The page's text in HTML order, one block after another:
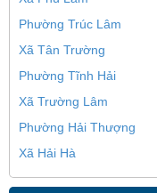
Phường Trúc Lâm
Xã Tân Trường
Phường Tĩnh Hải
Xã Trường Lâm
Phường Hải Thượng
Xã Hải Hà